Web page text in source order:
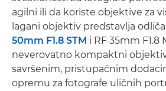
agilni ili da koriste objektive za
lagani objektiv predstavlja
50mm F1.8 STM i RF 35mm F1.8
neverovatno kompaktni
savršenim, pristupačnim
opremu za fotografe uličnih